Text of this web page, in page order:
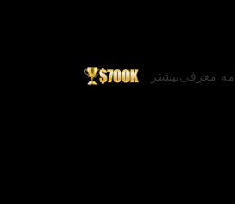
معرفیبیشتر